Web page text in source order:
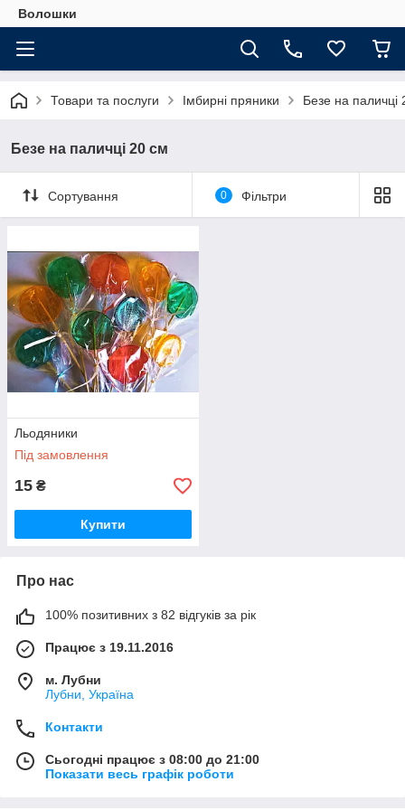
Волошки
Товари та послуги Імбирні пряники Безе на паличці
Безе на паличці 20 см
Сортування 0 Фільтри
Льодяники
Під замовлення
15 ₴
Купити
Про нас
100% позитивних з 82 відгуків за рік
Працює з 19.11.2016
м. Лубни
Лубни, Україна
Контакти
Сьогодні працює з 08:00 до 21:00
Показати весь графік роботи